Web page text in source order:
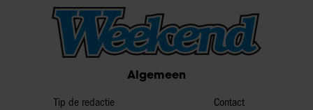
Algemeen
Tip de redactie
Contact